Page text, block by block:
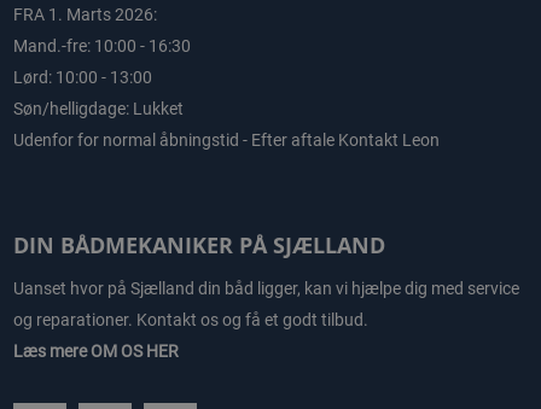
FRA 1. Marts 2026:
Mand.-fre: 10:00 - 16:30
Lørd: 10:00 - 13:00
Søn/helligdage: Lukket
Udenfor for normal åbningstid - Efter aftale Kontakt Leon
DIN BÅDMEKANIKER PÅ SJÆLLAND
Uanset hvor på Sjælland din båd ligger, kan vi hjælpe dig med service
og reparationer. Kontakt os og få et godt tilbud.
Læs mereOM OS HER